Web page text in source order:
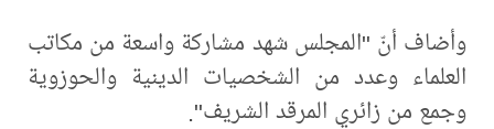
وأضاف أنّ "المجلس شهد مشاركة واسعة من مكاتب
العلماء وعدد من الشخصيات الدينية والحوزوية
وجمع من زائري المرقد الشريف".